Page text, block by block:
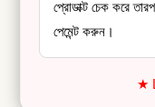
প্রোডাক্ট চেক করে
পেমেন্ট করুন।
★